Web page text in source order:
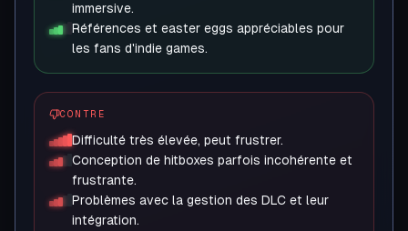
immersive.
Références et easter eggs appréciables pour
les fans d'indie games.
CONTRE
Difficulté très élevée, peut frustrer.
Conception de hitboxes parfois incohérente et
frustrante.
Problèmes avec la gestion des DLC et leur
intégration.